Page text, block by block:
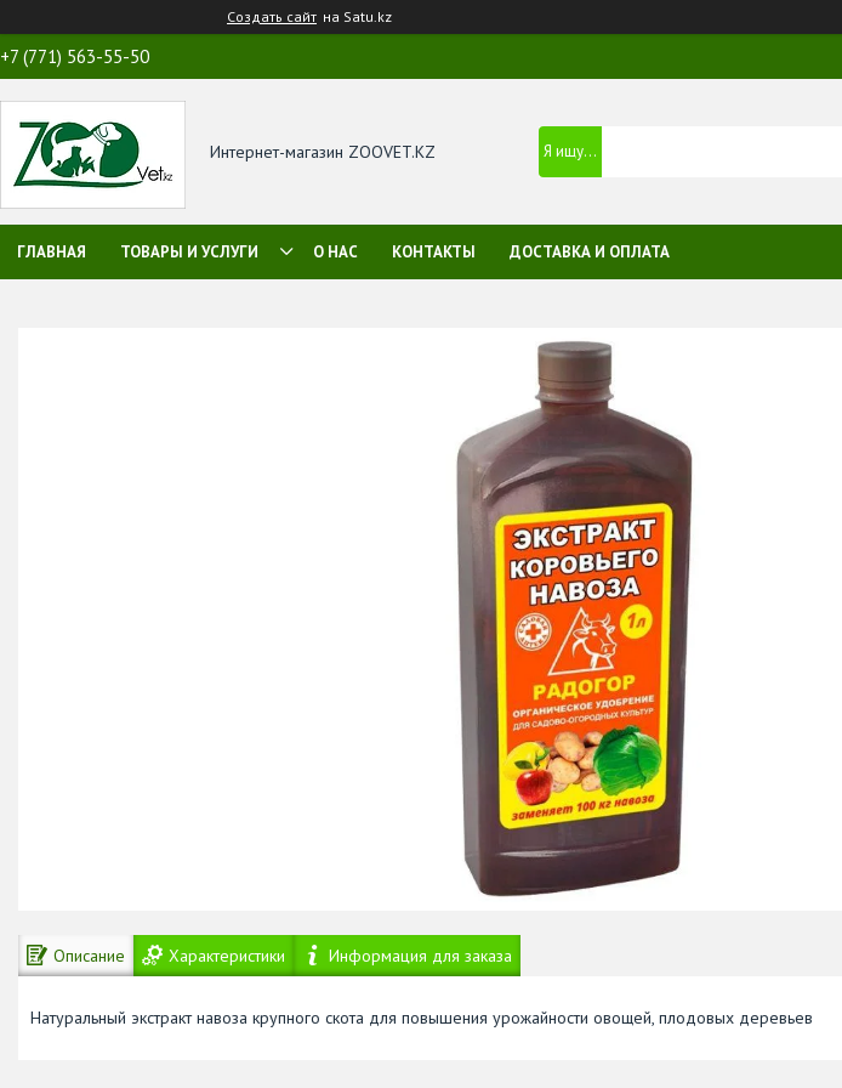
Создать сайт на Satu.kz
+7 (771) 563-55-50
Интернет-магазин ZOOVET.KZ
ГЛАВНАЯ ТОВАРЫ И УСЛУГИ О НАС КОНТАКТЫ ДОСТАВКА И ОПЛАТА
Описание Характеристики Информация для заказа
Натуральный экстракт навоза крупного скота для повышения урожайности овощей, плодовых деревьев